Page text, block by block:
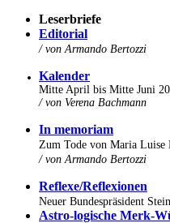
Leserbriefe
Editorial
/ von Armando Bertozzi
Kalender
Mitte April bis Mitte Juni
/ von Verena Bachmann
In memoriam
Zum Tode von Maria Luise
/ von Armando Bertozzi
Reflexe/Reflexionen
Neuer Bundespräsident
Astro-logische Merk-